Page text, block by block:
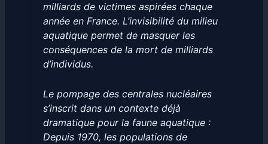
milliards de victimes aspirées chaque
année en France. L’invisibilité du milieu
aquatique permet de masquer les
conséquences de la mort de milliards
d’individus.
Le pompage des centrales nucléaires
s’inscrit dans un contexte déjà
dramatique pour la faune aquatique :
Depuis 1970, les populations de